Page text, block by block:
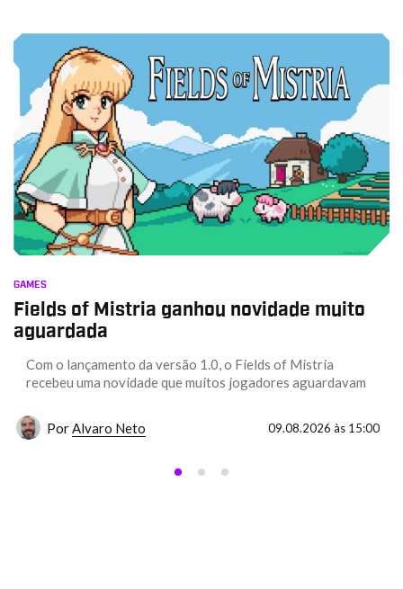
GAMES
Fields of Mistria ganhou novidade muito
aguardada
Com o lançamento da versão 1.0, o Fields of Mistria
recebeu uma novidade que muitos jogadores aguardavam
PorAlvaro Neto 09.08.2026 às 15:00